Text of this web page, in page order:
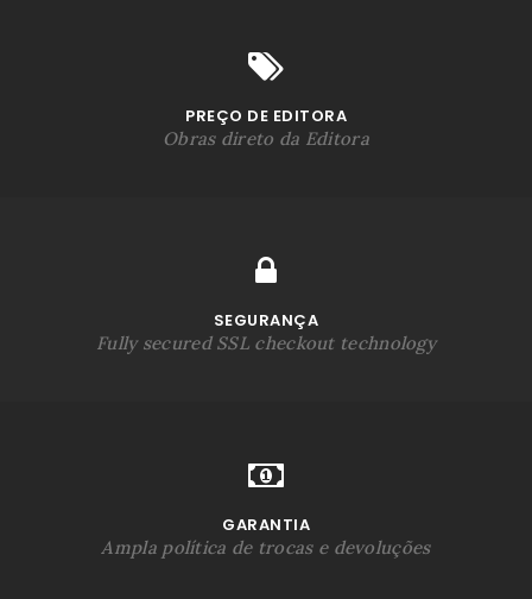
PREÇO DE EDITORA
Obras direto da Editora
SEGURANÇA
Fully secured SSL checkout technology
GARANTIA
Ampla política de trocas e devoluções